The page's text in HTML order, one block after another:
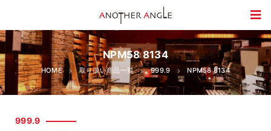
NPM58 8134
HOME 取り扱い商品一覧 999.9 NPM58 8134
999.9